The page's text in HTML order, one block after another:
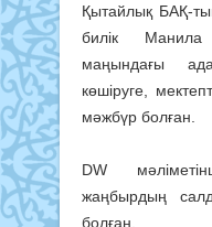
Қытайлық БАҚ-
билік
маңындағы
көшіруге,
мәжбүр болған.
DW
жаңбырдың
болған.